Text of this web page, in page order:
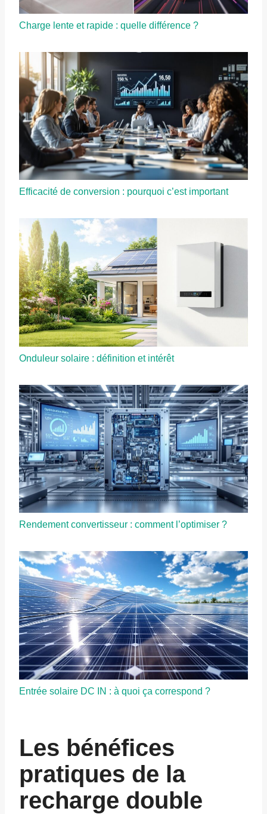
Charge lente et rapide : quelle différence ?
Efficacité de conversion : pourquoi c’est important
Onduleur solaire : définition et intérêt
Rendement convertisseur : comment l’optimiser ?
Entrée solaire DC IN : à quoi ça correspond ?
Les bénéfices
pratiques de la
recharge double